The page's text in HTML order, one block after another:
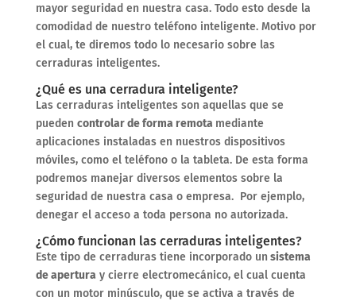
mayor seguridad en nuestra casa. Todo esto desde la
comodidad de nuestro teléfono inteligente. Motivo por
el cual, te diremos todo lo necesario sobre las
cerraduras inteligentes.
¿Qué es una cerradura inteligente?
Las cerraduras inteligentes son aquellas que se
pueden controlar de forma remota mediante
aplicaciones instaladas en nuestros dispositivos
móviles, como el teléfono o la tableta. De esta forma
podremos manejar diversos elementos sobre la
seguridad de nuestra casa o empresa. Por ejemplo,
denegar el acceso a toda persona no autorizada.
¿Cómo funcionan las cerraduras inteligentes?
Este tipo de cerraduras tiene incorporado un sistema
de apertura y cierre electromecánico, el cual cuenta
con un motor minúsculo, que se activa a través de